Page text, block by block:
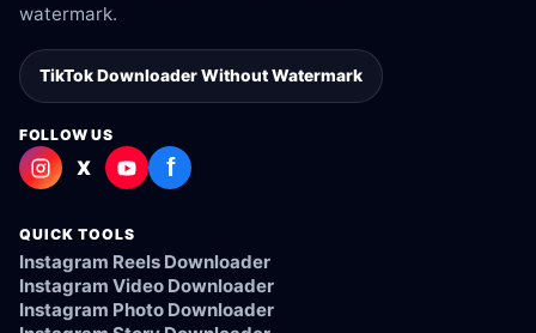
watermark.
TikTok Downloader Without Watermark
FOLLOW US
X f
QUICK TOOLS
Instagram Reels Downloader
Instagram Video Downloader
Instagram Photo Downloader